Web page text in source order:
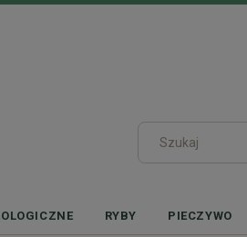
RYBY PIECZYWO